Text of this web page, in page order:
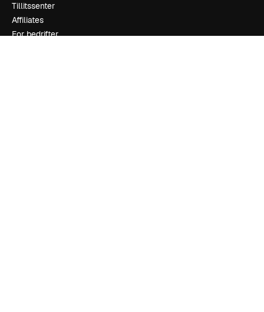
Tillitssenter
Affiliates
For bedrifter